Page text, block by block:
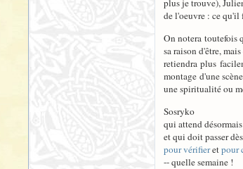
plus je trouve),
de l'oeuvre : ce qu'il
On notera toutefois
sa raison d'être,
retiendra plus
montage d'une
une spiritualité ou
Sosryko
qui attend désormais
et qui doit passer
pour vérifieretpour
-- quelle semaine !